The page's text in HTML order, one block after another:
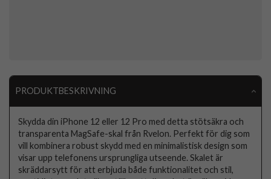
PRODUKTBESKRIVNING
Skydda din iPhone 12 eller 12 Pro med detta stötsäkra och
transparenta MagSafe-skal från Rvelon. Perfekt för dig som
vill kombinera robust skydd med en minimalistisk design som
visar upp telefonens ursprungliga utseende. Skalet är
skräddarsytt för att erbjuda både funktionalitet och stil,